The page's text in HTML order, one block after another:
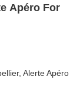
Apéro For